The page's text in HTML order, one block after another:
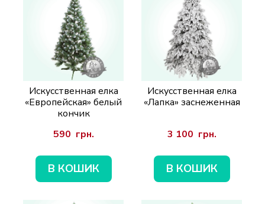
Искусственная елка
«Европейская» белый
кончик
590  грн.
В КОШИК
Искусственная елка
«Лапка» заснеженная
3 100  грн.
В КОШИК